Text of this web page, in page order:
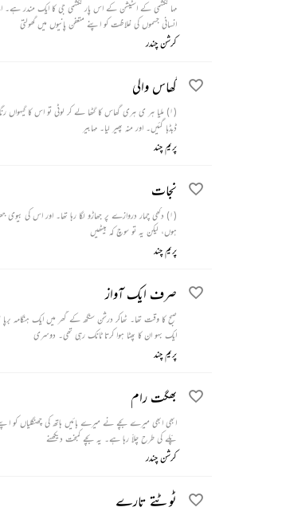
مہا لکشمی کے اسٹیشن کے اس پار لکشمی جی کا ایک مندر
انسانی جسموں کی غلاظت کو اپنے متعفن پانیوں میں گھولتی
کرشن چندر
گھاس والی
ڈبڈبا گئیں۔ اور منہ پھیر لیا۔ مہابیر
پریم چند
نجات
ہوں، لیکن یہ تو سوچ کہ بیٹھیں
پریم چند
صرف ایک آواز
صبح کا وقت تھا۔ ٹھاکر درشن سنگھ کے گھر میں ایک ہنگامہ
ایک بہو ان کا پھٹا ہوا کرتا ٹانک رہی تھی۔ دوسری
پریم چند
بھگت رام
ابھی ابھی میرے بچے نے میرے بائیں ہاتھ کی چھنگلیاں کو
پّلے کی طرح چلاّ رہا ہے۔ یہ بچے کمبخت دیکھنے
کرشن چندر
ٹوٹتے تارے